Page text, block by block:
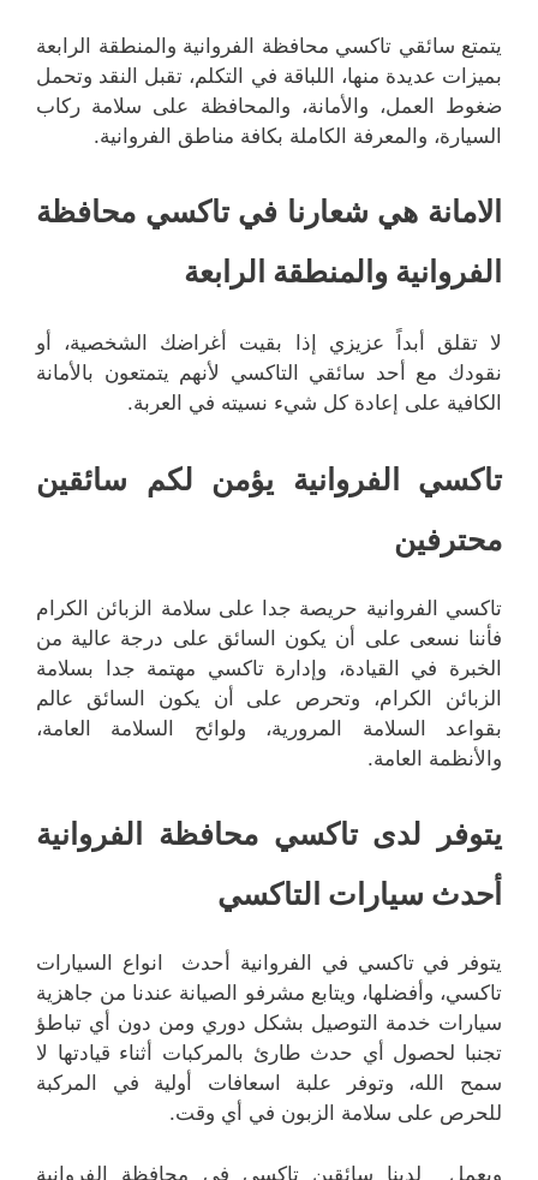
يتمتع سائقي تاكسي محافظة الفروانية والمنطقة الرابعة
بميزات عديدة منها، اللباقة في التكلم، تقبل النقد وتحمل
ضغوط العمل، والأمانة، والمحافظة على سلامة ركاب
السيارة، والمعرفة الكاملة بكافة مناطق الفروانية.
الامانة هي شعارنا في تاكسي محافظة
الفروانية والمنطقة الرابعة
لا تقلق أبداً عزيزي إذا بقيت أغراضك الشخصية، أو
نقودك مع أحد سائقي التاكسي لأنهم يتمتعون بالأمانة
الكافية على إعادة كل شيء نسيته في العربة.
تاكسي الفروانية يؤمن لكم سائقين
محترفين
تاكسي الفروانية حريصة جدا على سلامة الزبائن الكرام
فأننا نسعى على أن يكون السائق على درجة عالية من
الخبرة في القيادة، وإدارة تاكسي مهتمة جدا بسلامة
الزبائن الكرام، وتحرص على أن يكون السائق عالم
بقواعد السلامة المرورية، ولوائح السلامة العامة،
والأنظمة العامة.
يتوفر لدى تاكسي محافظة الفروانية
أحدث سيارات التاكسي
يتوفر في تاكسي في الفروانية أحدث انواع السيارات
تاكسي، وأفضلها، ويتابع مشرفو الصيانة عندنا من جاهزية
سيارات خدمة التوصيل بشكل دوري ومن دون أي تباطؤ
تجنبا لحصول أي حدث طارئ بالمركبات أثناء قيادتها لا
سمح الله، وتوفر علبة اسعافات أولية في المركبة
للحرص على سلامة الزبون في أي وقت.
ويعمل لدينا سائقين تاكسي في محافظة الفروانية